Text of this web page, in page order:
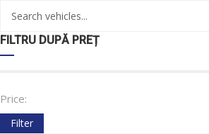
FILTRU DUPĂ PREȚ
Price:
Filter